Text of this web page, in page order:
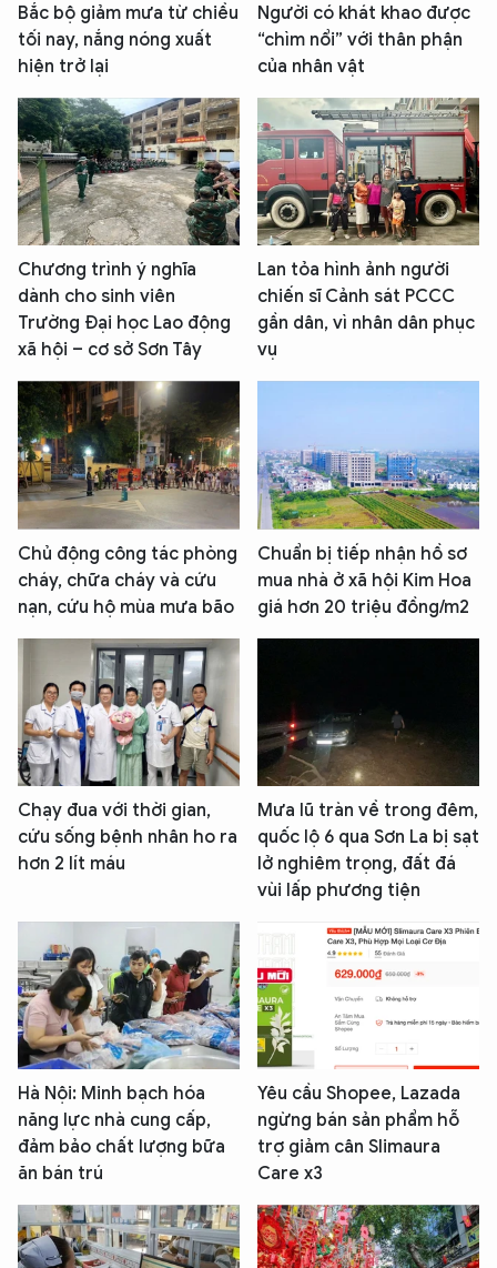
Bắc bộ giảm mưa từ chiều
tối nay, nắng nóng xuất
hiện trở lại
Người có khát khao được
“chìm nổi” với thân phận
của nhân vật
Chương trình ý nghĩa
dành cho sinh viên
Trường Đại học Lao động
xã hội – cơ sở Sơn Tây
Lan tỏa hình ảnh người
chiến sĩ Cảnh sát PCCC
gần dân, vì nhân dân phục
vụ
Chủ động công tác phòng
cháy, chữa cháy và cứu
nạn, cứu hộ mùa mưa bão
Chuẩn bị tiếp nhận hồ sơ
mua nhà ở xã hội Kim Hoa
giá hơn 20 triệu đồng/m2
Chạy đua với thời gian,
cứu sống bệnh nhân ho ra
hơn 2 lít máu
Mưa lũ tràn về trong đêm,
quốc lộ 6 qua Sơn La bị sạt
lở nghiêm trọng, đất đá
vùi lấp phương tiện
Hà Nội: Minh bạch hóa
năng lực nhà cung cấp,
đảm bảo chất lượng bữa
ăn bán trú
Yêu cầu Shopee, Lazada
ngừng bán sản phẩm hỗ
trợ giảm cân Slimaura
Care x3